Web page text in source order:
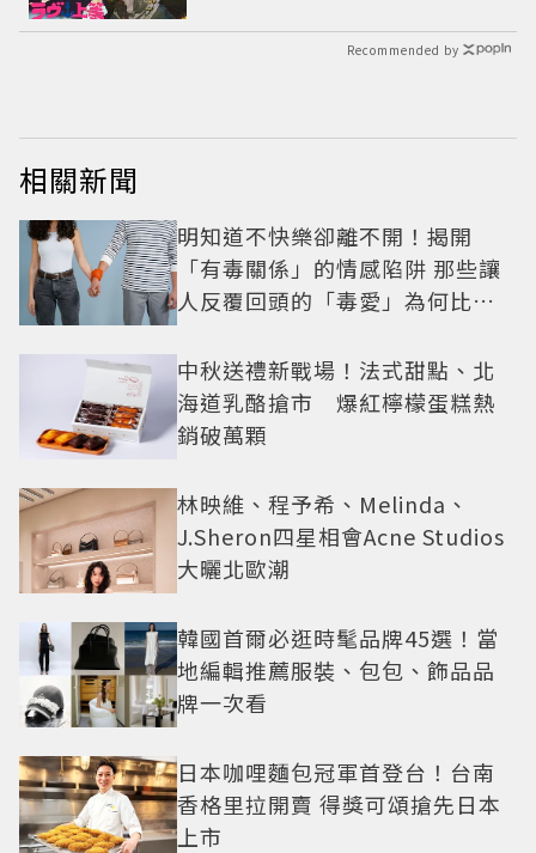
Recommended by
相關新聞
明知道不快樂卻離不開！揭開
「有毒關係」的情感陷阱 那些讓
人反覆回頭的「毒愛」為何比菸
中秋送禮新戰場！法式甜點、北
海道乳酪搶市 爆紅檸檬蛋糕熱
銷破萬顆
林映維、程予希、Melinda、
J.Sheron四星相會Acne Studios
大曬北歐潮
韓國首爾必逛時髦品牌45選！當
地編輯推薦服裝、包包、飾品品
牌一次看
日本咖哩麵包冠軍首登台！台南
香格里拉開賣 得獎可頌搶先日本
上市